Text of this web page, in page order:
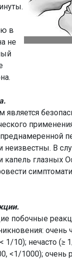
в
не
является
неизвестны. В
капель глазных
побочные
очень
1/10); нечасто (≥
<1/1000); очень